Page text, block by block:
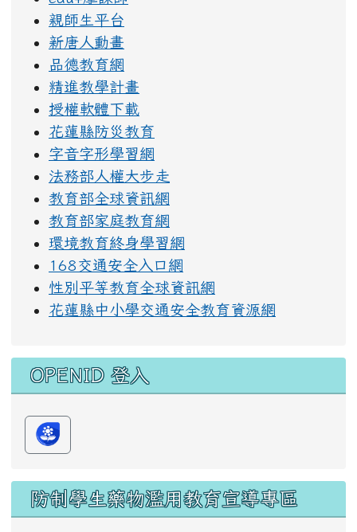
花蓮縣政府公文整合資訊系統
花蓮縣國中小免費學校午餐網站
單一帳號認證平台
教學資源
因材網
族語E樂園
識字量測驗
edu+摩課師
親師生平台
新唐人動畫
品德教育網
精進教學計畫
花蓮縣防災教育
字音字形學習網
教育部全球資訊網
教育部家庭教育網
168交通安全入口網
性別平等教育全球資訊網